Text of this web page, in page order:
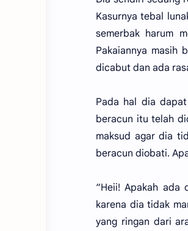
Kasurnya tebal
semerbak harum
Pakaiannya masih
dicabut dan ada
Pada hal dia
beracun itu telah
maksud agar dia
beracun diobati.
“Heii! Apakah ada
karena dia tidak
yang ringan dari